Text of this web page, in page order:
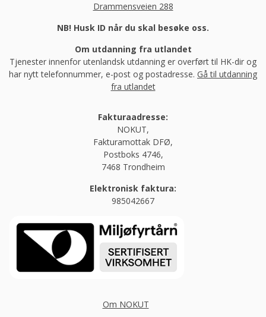
Drammensveien 288
NB! Husk ID når du skal besøke oss.
Om utdanning fra utlandet
Tjenester innenfor utenlandsk utdanning er overført til HK-dir og
har nytt telefonnummer, e-post og postadresse. Gå til utdanning
fra utlandet
Fakturaadresse:
NOKUT,
Fakturamottak DFØ,
Postboks 4746,
7468 Trondheim
Elektronisk faktura:
985042667
Om NOKUT